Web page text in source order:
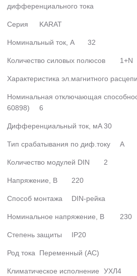
дифференциального тока
Серия KARAT
Номинальный ток, А 32
Количество силовых полюсов 1+N
Характеристика эл.магнитного
Номинальная отключающая
60898)
6
Дифференциальный ток, мА30
Тип срабатывания по диф.току A
Количество модулей DIN 2
Напряжение, В 220
Способ монтажа DIN-рейка
Номинальное напряжение, В 230
Степень защиты IP20
Род тока Переменный (AC)
Климатическое исполнение УХЛ4